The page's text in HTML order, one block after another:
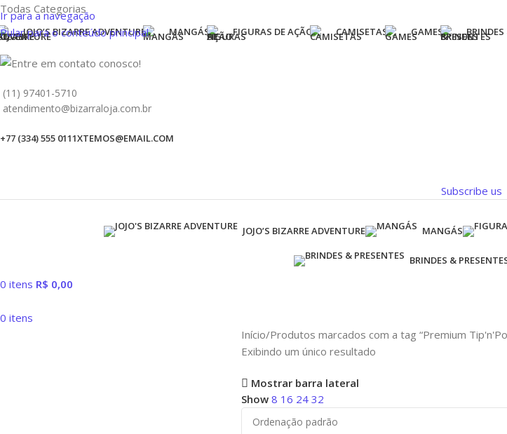
Ir para a navegação
Pular para o conteúdo principal
Todas Categorias
JOJO’S BIZARRE ADVENTURE MANGÁS FIGURAS DE AÇÃO CAMISETAS GAMES BRINDES
(11) 97401-5710
atendimento@bizarraloja.com.br
+77 (334) 555 0111XTEMOS@EMAIL.COM
Subscribe us
JOJO’S BIZARRE ADVENTURE MANGÁS
BRINDES &
0 itens R$ 0,00
0 itens
Início Produtos marcados com a tag “Premium
Exibindo um único resultado
Mostrar barra lateral
Show 8 16 24 32